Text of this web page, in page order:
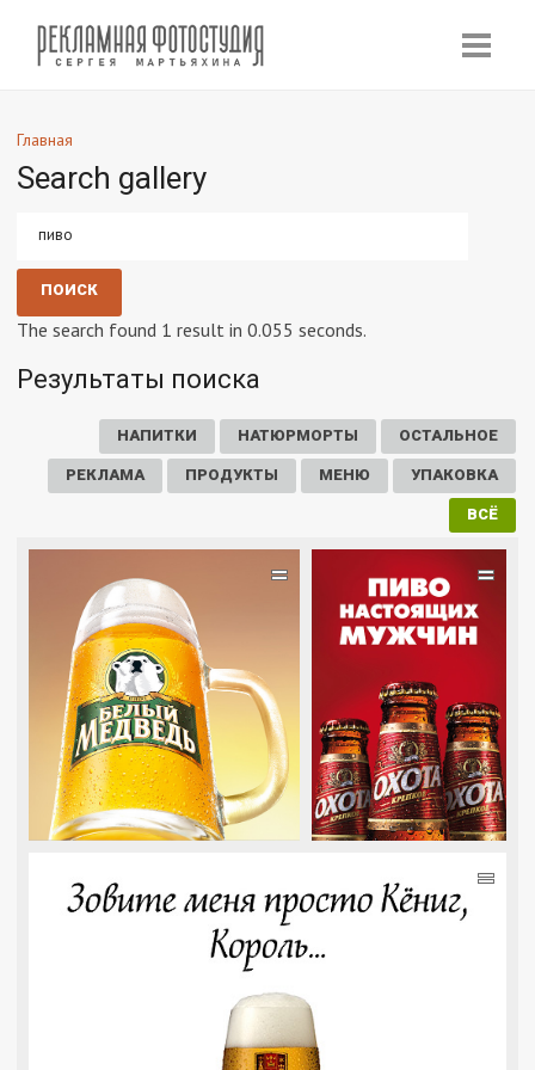
Главная
Search gallery
The search found 1 result in 0.055 seconds.
Результаты поиска
ОСТАЛЬНОЕ
НАТЮРМОРТЫ
НАПИТКИ
УПАКОВКА
МЕНЮ
ПРОДУКТЫ
РЕКЛАМА
ВСЁ
= =
=